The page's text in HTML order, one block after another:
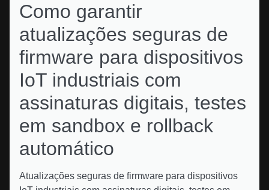
Como garantir
atualizações seguras de
firmware para dispositivos
IoT industriais com
assinaturas digitais, testes
em sandbox e rollback
automático
Atualizações seguras de firmware para dispositivos